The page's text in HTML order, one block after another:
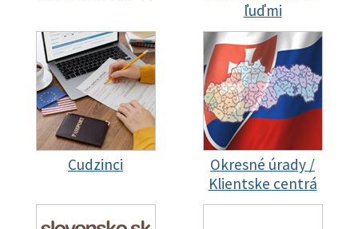
ľuďmi
Cudzinci
Okresné úrady /
Klientske centrá